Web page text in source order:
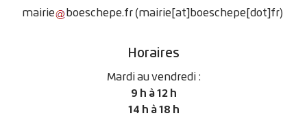
mairie boeschepe.fr(mairie[at]boeschepe[dot]fr)
Horaires
Mardi au vendredi :
9 h à 12 h
14 h à 18 h